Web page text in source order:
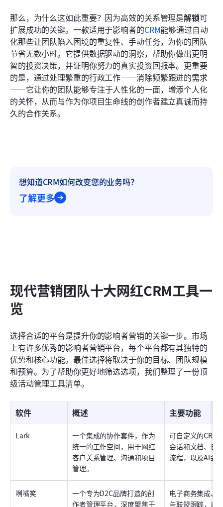
那么，为什么这如此重要？因为高效的关系管理是解锁可
扩展成功的关键。一款适用于影响者的CRM能够通过自动
化那些让团队陷入困境的重复性、手动任务，为你的团队
节省无数小时。它提供数据驱动的洞察，帮助你做出更明
智的投资决策，并证明你努力的真实投资回报率。更重要
的是，通过处理繁重的行政工作——消除频繁跟进的需求
——它让你的团队能够专注于人性化的一面，增添个人化
的关怀，从而与作为你项目生命线的创作者建立真诚而持
久的合作关系。
想知道CRM如何改变您的业务吗？
了解更多
现代营销团队十大网红CRM工具一
览
选择合适的平台是提升你的影响者营销的关键一步。市场
上有许多优秀的影响者营销平台，每个平台都有其独特的
优势和核心功能。最佳选择将取决于你的目标、团队规模
和预算。为了帮助你更好地筛选选项，我们整理了一份顶
级活动管理工具清单。
软件 概述 主要功能
Lark
一个集成的协作套件，作为
统一的工作空间，用于网红
客户关系管理、沟通和项目
管理。
可自定义的CRM
会话和文档、自
流程，以及AI会
咧嘴笑
一个专为D2C品牌打造的创
作者管理平台，深度聚焦于
电子商务集成、
与联盟跟踪，以